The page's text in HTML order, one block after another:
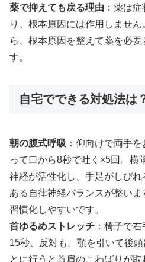
薬で抑えても戻る理由 ：薬は
り、根本原因には作用しませ
ら、根本原因を整えて薬を必
す。
自宅でできる対処法は
朝の腹式呼吸 ：仰向けで両手
って口から8秒で吐く×5回。横
神経が活性化し、手足がしび
ある自律神経バランスが整い
習慣化しやすいです。
首ゆるめストレッチ ：椅子で
15秒、反対も。顎を引いて後
とに行うと首肩のこわばりが